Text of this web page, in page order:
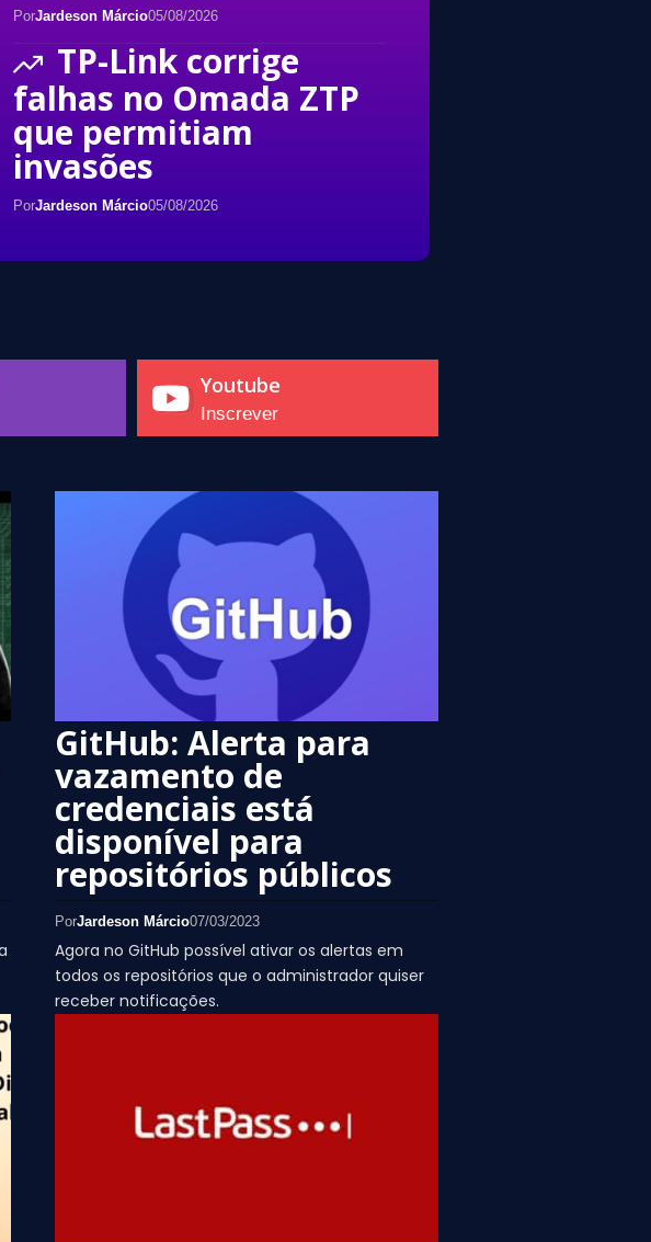
PorJardeson Márcio05/08/2026
TP-Link corrige
falhas no Omada ZTP
que permitiam
invasões
PorJardeson Márcio05/08/2026
Youtube
Inscrever
GitHub: Alerta para
vazamento de
credenciais está
disponível para
repositórios públicos
PorJardeson Márcio07/03/2023
Agora no GitHub possível ativar os alertas em
todos os repositórios que o administrador quiser
receber notificações.